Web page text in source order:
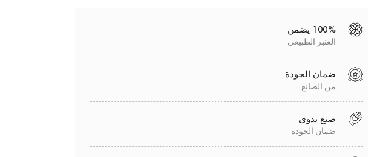
100% يضمن
العنبر الطبيعي
ضمان الجودة
من الصانع
صنع يدوي
ضمان الجودة